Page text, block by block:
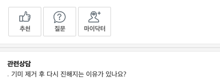
추천 질문 마이닥터
관련상담
기미 제거 후 다시 진해지는 이유가 있나요?